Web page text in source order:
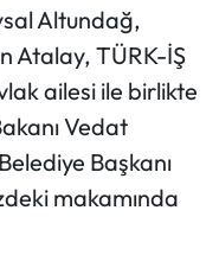
Altundağ,
Atalay, TÜRK-İŞ
ailesi ile birlikte
Vedat
Başkanı
makamında